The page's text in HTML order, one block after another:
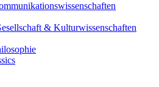
& Kulturwissenschaften